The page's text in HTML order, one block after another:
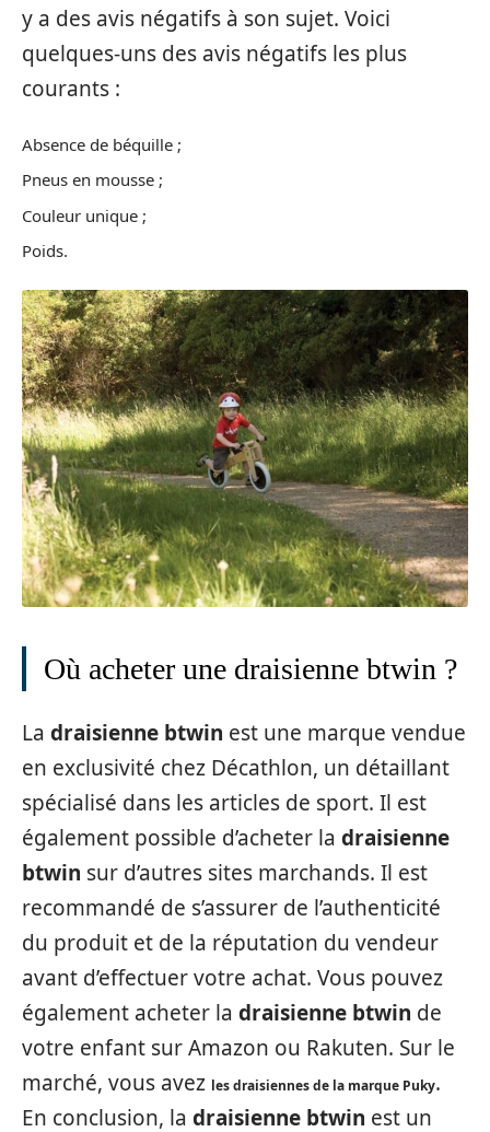
y a des avis négatifs à son sujet. Voici
quelques-uns des avis négatifs les plus
courants :
Absence de béquille ;
Pneus en mousse ;
Couleur unique ;
Poids.
Où acheter une draisienne btwin ?
La draisienne btwin est une marque vendue
en exclusivité chez Décathlon, un détaillant
spécialisé dans les articles de sport. Il est
également possible d’acheter la draisienne
btwin sur d’autres sites marchands. Il est
recommandé de s’assurer de l’authenticité
du produit et de la réputation du vendeur
avant d’effectuer votre achat. Vous pouvez
également acheter la draisienne btwin de
votre enfant sur Amazon ou Rakuten. Sur le
marché, vous avez les draisiennes de la marque Puky.
En conclusion, la draisienne btwin est un